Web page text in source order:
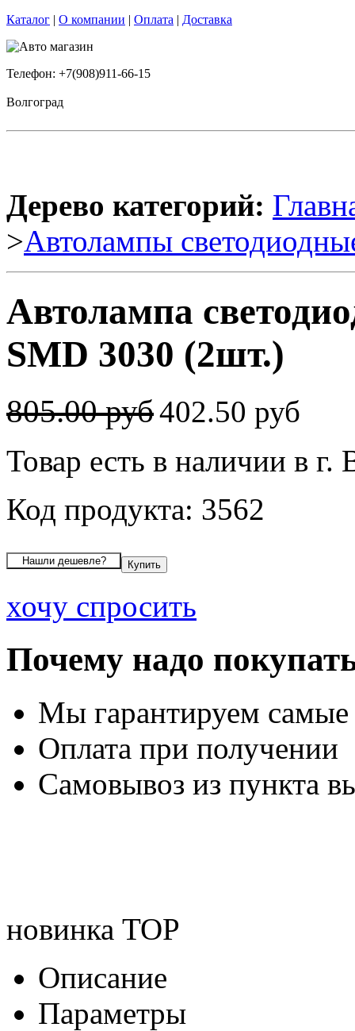
Каталог | О компании | Оплата | Доставка
Телефон: +7(908)911-66-15
Волгоград
Дерево категорий:
>Автолампы
Автолампа
SMD 3030 (2шт.)
805.00 руб402.50 руб
Товар есть в наличии в г.
Код продукта: 3562
хочу спросить
Почему надо
Мы гарантируем
Оплата при получении
Самовывоз из пункта
новинка TOP
Описание
Параметры